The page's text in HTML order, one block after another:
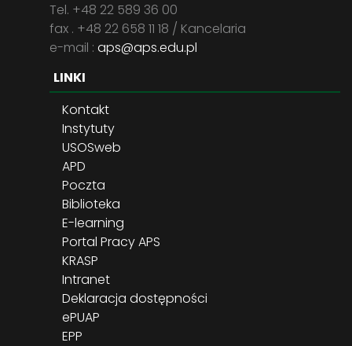
Tel. +48 22 589 36 00
fax . +48 22 658 11 18 / Kancelaria
e-mail : aps@aps.edu.pl
LINKI
Kontakt
Instytuty
USOSweb
APD
Poczta
Biblioteka
E-learning
Portal Pracy APS
KRASP
Intranet
Deklaracja dostępności
ePUAP
EPP